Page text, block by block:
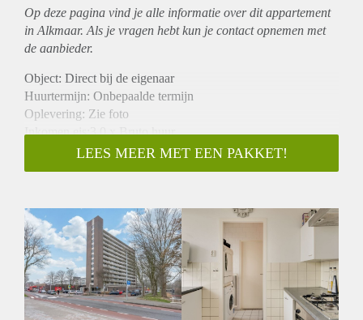
Op deze pagina vind je alle informatie over ditappartement
in Alkmaar. Als je vragen hebt kun je contact opnemen met
de aanbieder.
Object: Direct bij de eigenaar
Huurtermijn: Onbepaalde termijn
Oplevering: Zie foto
Inkomen eis:3,0 x Bruto huur
Garantiestelling mogelijk: Ja
Borg: 1 Maand
Huisdieren toegestaan: Afhankelijk van de Eigenaar
Huurtoeslag grens: Nee
Geschikt voor studenten: Afhankelijk van de Eigenaar
LEES MEER MET EEN PAKKET!